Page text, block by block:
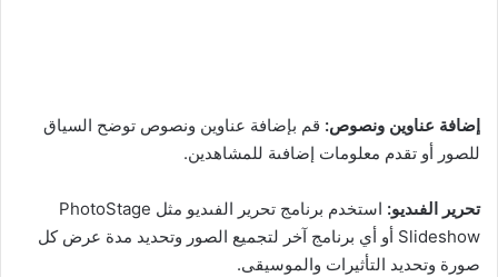
إضافة عناوين ونصوص: قم بإضافة عناوين ونصوص توضح السياق
للصور أو تقدم معلومات إضافىة للمشاهدين.
تحرير الفىديو:
استخدم برنامج تحرير الفىديو مثل PhotoStage
Slideshow أو أي برنامج آخر لتجميع الصور وتحديد مدة عرض كل
صورة وتحديد التأثيرات والموسيقى.